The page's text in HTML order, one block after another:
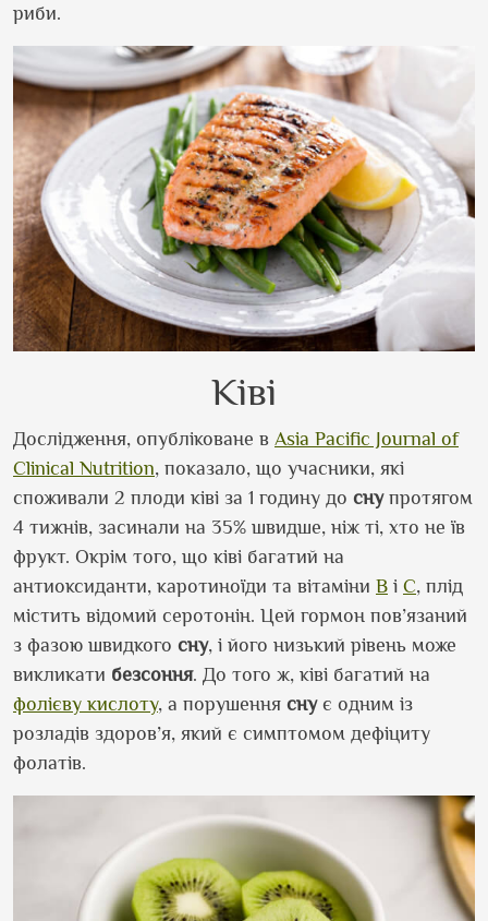
риби.
Ківі
Дослідження, опубліковане в Asia Pacific Journal of
Clinical Nutrition, показало, що учасники, які
споживали 2 плоди ківі за 1 годину до снупротягом
4 тижнів, засинали на 35% швидше, ніж ті, хто не їв
фрукт. Окрім того, що ківі багатий на
антиоксиданти, каротиноїди та вітаміни B і С, плід
містить відомий серотонін. Цей гормон пов’язаний
з фазою швидкого сну, і його низький рівень може
викликати безсоння. До того ж, ківі багатий на
фолієву кислоту, а порушення снує одним із
розладів здоров’я, який є симптомом дефіциту
фолатів.